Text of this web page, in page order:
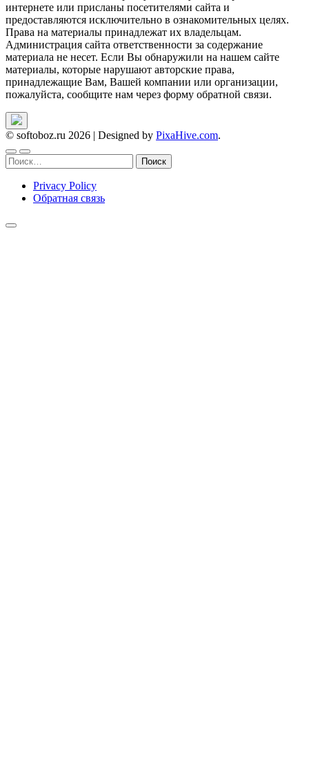
интернете или присланы посетителями сайта и
предоставляются исключительно в ознакомительных целях.
Права на материалы принадлежат их владельцам.
Администрация сайта ответственности за содержание
материала не несет. Если Вы обнаружили на нашем сайте
материалы, которые нарушают авторские права,
принадлежащие Вам, Вашей компании или организации,
пожалуйста, сообщите нам через форму обратной связи.
© softoboz.ru 2026 | Designed by PixaHive.com.
Найти:
Privacy Policy
Обратная связь